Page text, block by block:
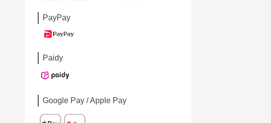
PayPay
Paidy
Google Pay / Apple Pay